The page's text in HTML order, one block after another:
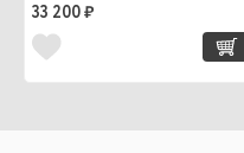
33 200 ₽